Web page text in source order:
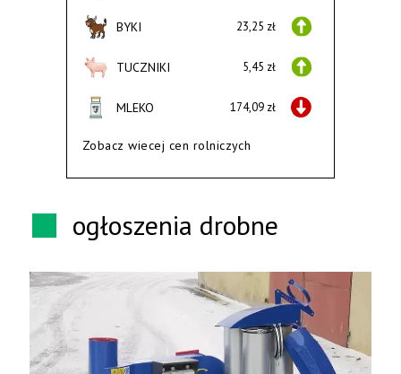
BYKI 23,25 zł
TUCZNIKI 5,45 zł
MLEKO 174,09 zł
Zobacz wiecej cen rolniczych
ogłoszenia drobne